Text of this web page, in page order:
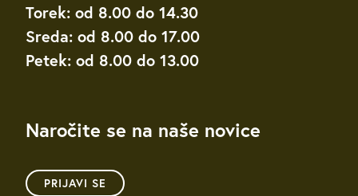
Torek: od 8.00 do 14.30
Sreda: od 8.00 do 17.00
Petek: od 8.00 do 13.00
Naročite se na naše novice
PRIJAVI SE